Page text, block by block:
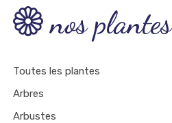
nos plantes
Toutes les plantes
Arbres
Arbustes